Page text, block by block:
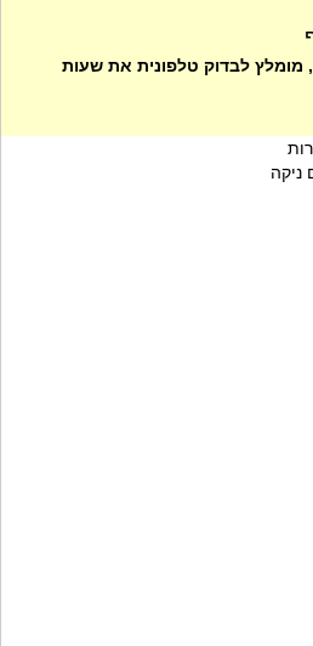
מומלץ לבדוק טלפונית את שעות
ניקה